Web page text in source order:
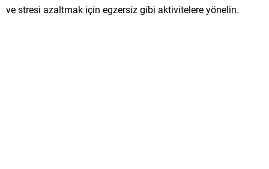
ve stresi azaltmak için egzersiz gibi aktivitelere yönelin.